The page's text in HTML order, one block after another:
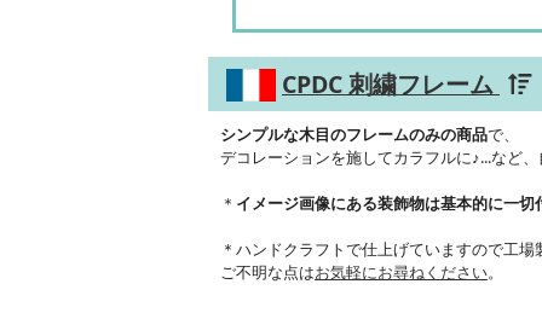
CPDC 刺繍フレーム
シンプルな木目のフレームのみの商品で、
デコレーションを施してカラフルに♪...など
＊ イメージ画像にある装飾物は基本的に一切
＊ハンドクラフトで仕上げていますので工
ご不明な点はお気軽にお尋ねください。